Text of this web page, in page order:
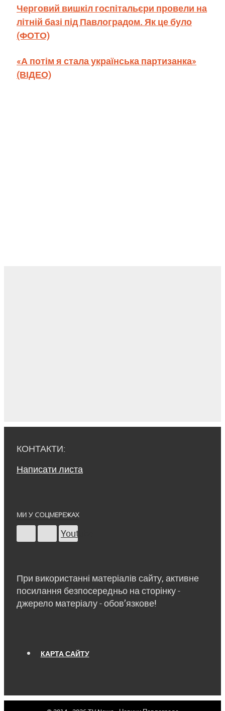
Черговий вишкіл госпітальєри провели на
літній базі під Павлоградом. Як це було
(ФОТО)
«А потім я стала українська партизанка»
(ВІДЕО)
КОНТАКТИ:
Написати листа
МИ У СОЦМЕРЕЖАХ
Youtube
При використанні матеріалів сайту, активне
посилання безпосередньо на сторінку -
джерело матеріалу - обов’язкове!
КАРТА САЙТУ